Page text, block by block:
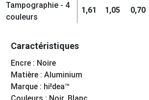
Tampographie - 4
couleurs
1,61 1,05 0,70
Caractéristiques
Encre : Noire
Matière : Aluminium
Marque : hi!dea™
Couleurs : Noir, Blanc